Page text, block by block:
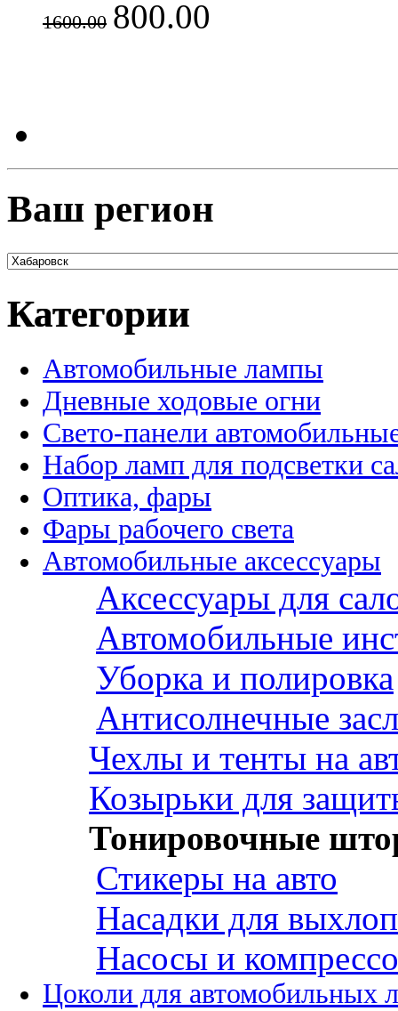
1600.00 800.00
Ваш регион
Категории
Автомобильные лампы
Дневные ходовые огни
Свето-панели
Набор ламп для подсветки
Оптика, фары
Фары рабочего света
Автомобильные аксессуары
Аксессуары для
Автомобильные
Уборка и полировка
Антисолнечные
Чехлы и тенты на
Козырьки для
Тонировочные
Стикеры на авто
Насадки для
Насосы и
Цоколи для автомобильных